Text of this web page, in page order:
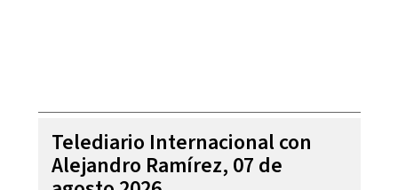
Telediario Internacional con
Alejandro Ramírez, 07 de